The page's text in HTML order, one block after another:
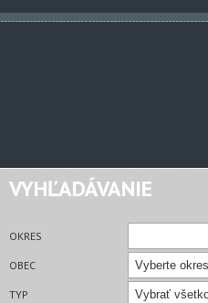
VYHĽADÁVANIE
OKRES
OBEC
TYP